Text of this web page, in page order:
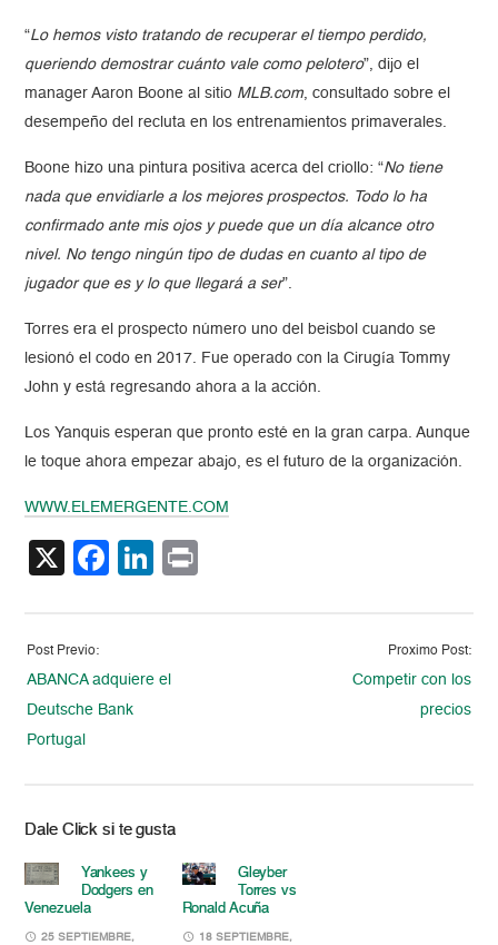
“Lo hemos visto tratando de recuperar el tiempo perdido,
queriendo demostrar cuánto vale como pelotero”, dijo el
manager Aaron Boone al sitio MLB.com, consultado sobre el
desempeño del recluta en los entrenamientos primaverales.
Boone hizo una pintura positiva acerca del criollo: “No tiene
nada que envidiarle a los mejores prospectos. Todo lo ha
confirmado ante mis ojos y puede que un día alcance otro
nivel. No tengo ningún tipo de dudas en cuanto al tipo de
jugador que es y lo que llegará a ser”.
Torres era el prospecto número uno del beisbol cuando se
lesionó el codo en 2017. Fue operado con la Cirugía Tommy
John y está regresando ahora a la acción.
Los Yanquis esperan que pronto esté en la gran carpa. Aunque
le toque ahora empezar abajo, es el futuro de la organización.
WWW.ELEMERGENTE.COM
X Facebook
LinkedIn
Post Previo:
ABANCA adquiere el
Deutsche Bank
Portugal
Proximo Post:
Competir con los
precios
Dale Click si te gusta
Yankees y
Dodgers en
Venezuela
25 SEPTIEMBRE,
Gleyber
Torres vs
Ronald Acuña
18 SEPTIEMBRE,